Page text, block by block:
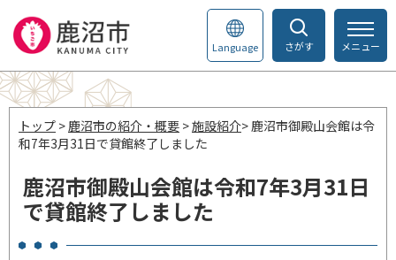
さがす
Language メニュー
トップ >鹿沼市の紹介・概要 >施設紹介> 鹿沼市御殿山会館は令
和7年3月31日で貸館終了しました
鹿沼市御殿山会館は令和7年3月31日
で貸館終了しました